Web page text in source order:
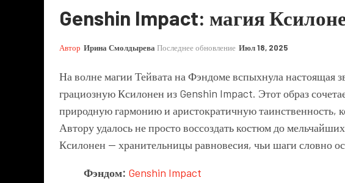
Genshin Impact: магия
Автор Ирина СмолдыреваПоследнее обновление Июл 18, 2025
На волне магии Тейвата на Фэндоме вспыхнула настоящая
грациозную Ксилонен из Genshin Impact. Этот образ
природную гармонию и аристократичную таинственность,
Автору удалось не просто воссоздать костюм до
Ксилонен — хранительницы равновесия, чьи шаги словно
Фэндом: Genshin Impact